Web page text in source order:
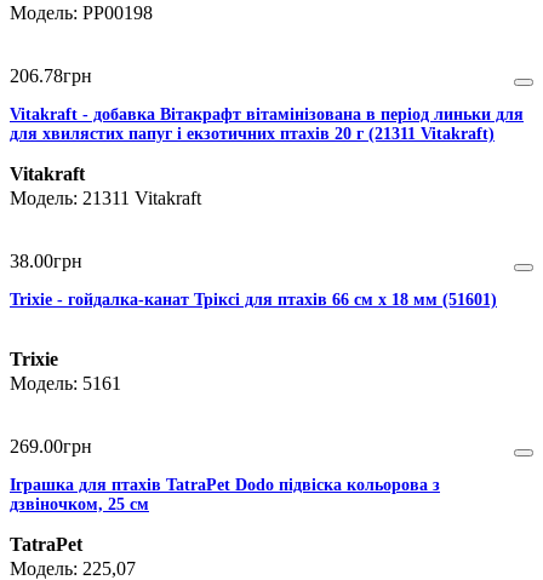
PP00198
206.78грн
Vitakraft - добавка Вітакрафт вітамінізована в період линьки для
для хвилястих папуг і екзотичних птахів 20 г (21311 Vitakraft)
Vitakraft
21311 Vitakraft
38.00грн
Trixie - гойдалка-канат Тріксі для птахів 66 см х 18 мм (51601)
Trixie
5161
269.00грн
Іграшка для птахів TatraPet Dodo підвіска кольорова з
дзвіночком, 25 см
TatraPet
225,07